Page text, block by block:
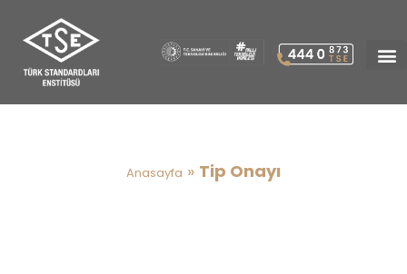
Anasayfa » Tip Onayı